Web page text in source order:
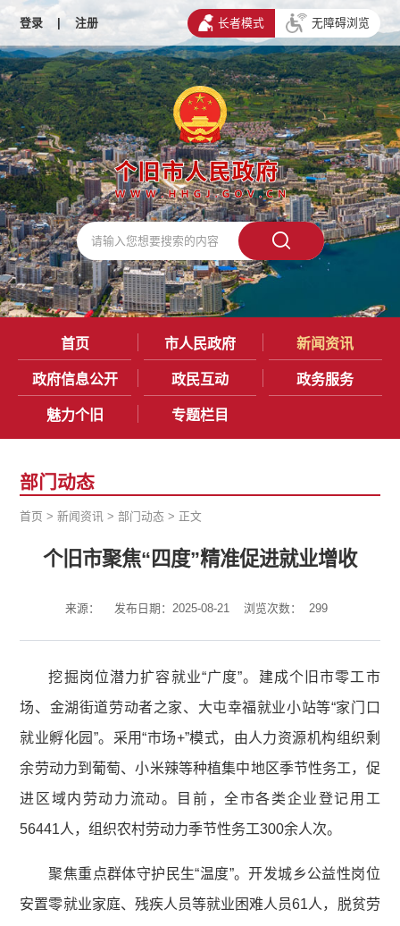
登录 | 注册 长者模式 无障碍浏览
首页 市人民政府 新闻资讯
政府信息公开 政民互动 政务服务
魅力个旧 专题栏目
部门动态
首页 >新闻资讯 >部门动态 > 正文
个旧市聚焦“四度”精准促进就业增收
来源： 发布日期：2025-08-21 浏览次数： 299
挖掘岗位潜力扩容就业“广度”。建成个旧市零工市
场、金湖街道劳动者之家、大屯幸福就业小站等“家门口
就业孵化园”。采用“市场+”模式，由人力资源机构组织剩
余劳动力到葡萄、小米辣等种植集中地区季节性务工，促
进区域内劳动力流动。目前，全市各类企业登记用工
56441人，组织农村劳动力季节性务工300余人次。
聚焦重点群体守护民生“温度”。开发城乡公益性岗位
安置零就业家庭、残疾人员等就业困难人员61人，脱贫劳